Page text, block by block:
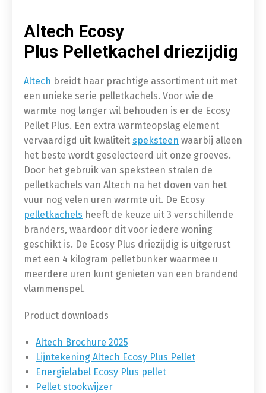
Altech Ecosy
Plus Pelletkachel driezijdig
Altech breidt haar prachtige assortiment uit met
een unieke serie pelletkachels. Voor wie de
warmte nog langer wil behouden is er de Ecosy
Pellet Plus. Een extra warmteopslag element
vervaardigd uit kwaliteit speksteen waarbij alleen
het beste wordt geselecteerd uit onze groeves.
Door het gebruik van speksteen stralen de
pelletkachels van Altech na het doven van het
vuur nog velen uren warmte uit. De Ecosy
pelletkachels heeft de keuze uit 3 verschillende
branders, waardoor dit voor iedere woning
geschikt is. De Ecosy Plus driezijdig is uitgerust
met een 4 kilogram pelletbunker waarmee u
meerdere uren kunt genieten van een brandend
vlammenspel.
Product downloads
Altech Brochure 2025
Lijntekening Altech Ecosy Plus Pellet
Energielabel Ecosy Plus pellet
Pellet stookwijzer